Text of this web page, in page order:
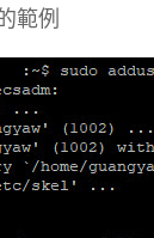
範例